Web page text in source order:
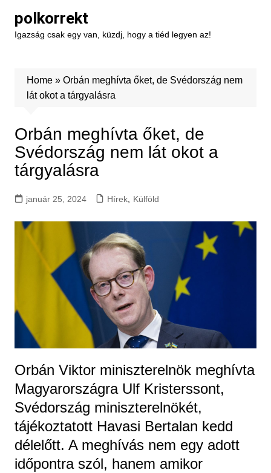
content
polkorrekt
Igazság csak egy van, küzdj, hogy a tiéd legyen az!
Home» Orbán meghívta őket, de Svédország nem
lát okot a tárgyalásra
Orbán meghívta őket, de
Svédország nem lát okot a
tárgyalásra
január 25, 2024 Hírek, Külföld
Orbán Viktor miniszterelnök meghívta
Magyarországra Ulf Kristerssont,
Svédország miniszterelnökét,
tájékoztatott Havasi Bertalan kedd
délelőtt. A meghívás nem egy adott
időpontra szól, hanem amikor